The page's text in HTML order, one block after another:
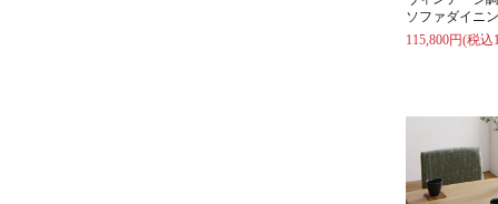
ソファダイニ
115,800円(税込